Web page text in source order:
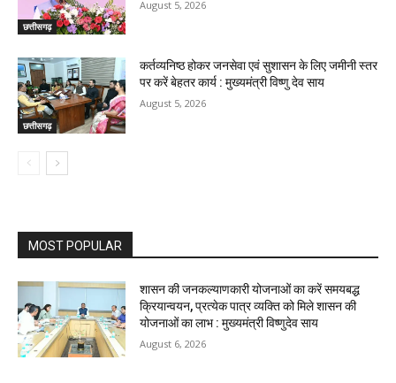
छत्तीसगढ़
August 5, 2026
छत्तीसगढ़
कर्तव्यनिष्ठ होकर जनसेवा एवं सुशासन के लिए जमीनी स्तर
पर करें बेहतर कार्य : मुख्यमंत्री विष्णु देव साय
August 5, 2026
MOST POPULAR
शासन की जनकल्याणकारी योजनाओं का करें समयबद्ध
क्रियान्वयन, प्रत्येक पात्र व्यक्ति को मिले शासन की
योजनाओं का लाभ : मुख्यमंत्री विष्णुदेव साय
August 6, 2026